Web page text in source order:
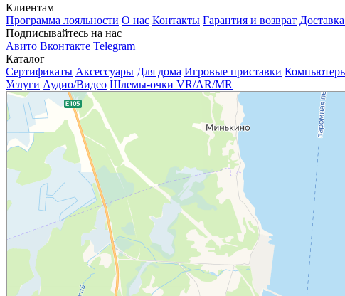
Клиентам
Программа лояльности О нас Контакты Гарантия и возврат
Подписывайтесь на нас
Авито Вконтакте Telegram
Каталог
Сертификаты Аксессуары Для дома Игровые приставки
Услуги Аудио/Видео Шлемы-очки VR/AR/MR
Мобиленд
Магазин электроники в Мурманске